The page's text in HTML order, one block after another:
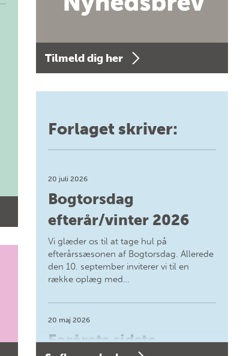
Tilmeld dig her
Forlaget skriver:
20 juli 2026
Bogtorsdag
efterår/vinter 2026
Vi glæder os til at tage hul på
efterårssæsonen af Bogtorsdag. Allerede
den 10. september inviterer vi til en
række oplæg med…
20 maj 2026
Forårets sidste